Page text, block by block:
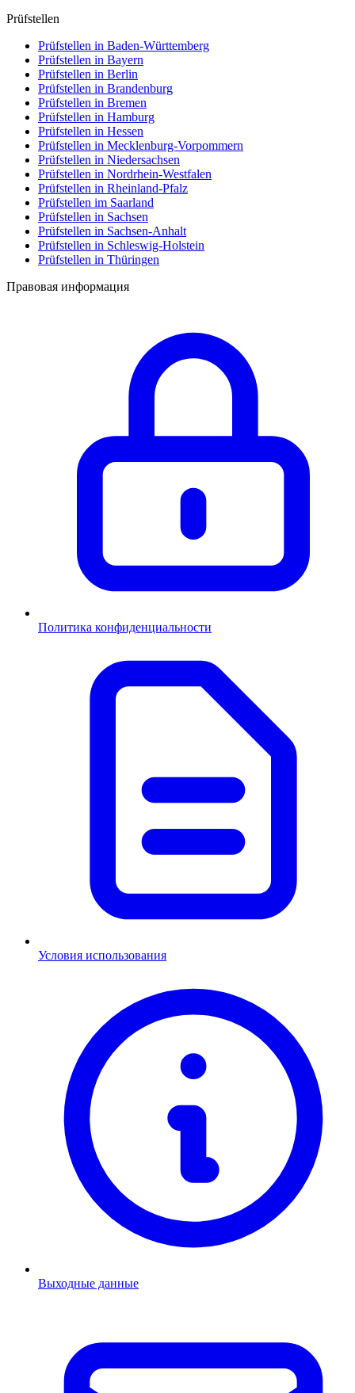
Prüfstellen
Prüfstellen in Baden-Württemberg
Prüfstellen in Bayern
Prüfstellen in Berlin
Prüfstellen in Brandenburg
Prüfstellen in Bremen
Prüfstellen in Hamburg
Prüfstellen in Hessen
Prüfstellen in Mecklenburg-Vorpommern
Prüfstellen in Niedersachsen
Prüfstellen in Nordrhein-Westfalen
Prüfstellen in Rheinland-Pfalz
Prüfstellen im Saarland
Prüfstellen in Sachsen
Prüfstellen in Sachsen-Anhalt
Prüfstellen in Schleswig-Holstein
Prüfstellen in Thüringen
Правовая информация
Политика конфиденциальности
Условия использования
Выходные данные